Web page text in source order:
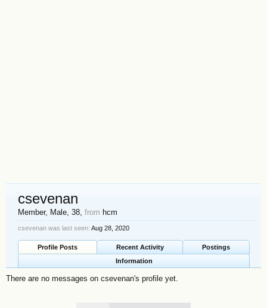
csevenan
Member, Male, 38, from hcm
csevenan was last seen: Aug 28, 2020
Profile Posts Recent Activity
Postings
Information
There are no messages on csevenan's profile yet.